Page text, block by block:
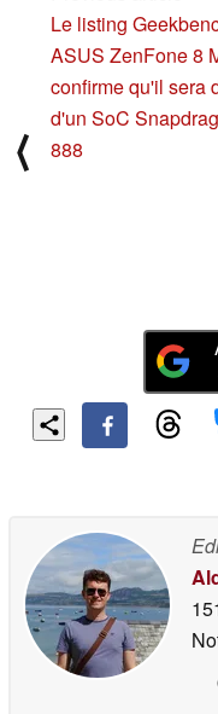
⟨
Le listing
ASUS ZenFone 8
confirme qu'il sera
d'un SoC
888